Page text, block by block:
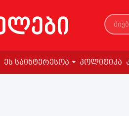
ეს საინტერესოა პოლიტიკა